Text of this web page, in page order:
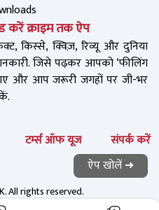
करें क्राइम तक ऐप
किस्से, क्विज़, रिव्यू और दुनिया
जिसे पढ़कर आपको ‘फीलिंग
और आप जरूरी जगहों पर जी-भर
टर्म्स ऑफ यूज संपर्क करें
All rights reserved.
ऐप खोलें ➜